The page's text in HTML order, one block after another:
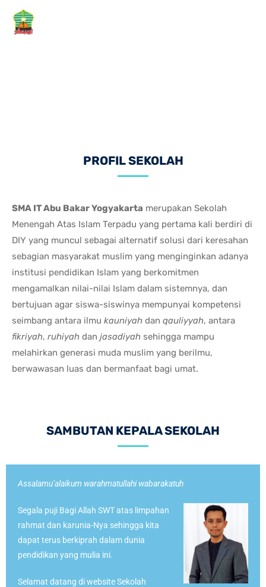
PROFIL SEKOLAH
SMA IT Abu Bakar Yogyakarta merupakan Sekolah
Menengah Atas Islam Terpadu yang pertama kali berdiri di
DIY yang muncul sebagai alternatif solusi dari keresahan
sebagian masyarakat muslim yang menginginkan adanya
institusi pendidikan Islam yang berkomitmen
mengamalkan nilai-nilai Islam dalam sistemnya, dan
bertujuan agar siswa-siswinya mempunyai kompetensi
seimbang antara ilmu kauniyah dan qauliyyah, antara
fikriyah, ruhiyah dan jasadiyah sehingga mampu
melahirkan generasi muda muslim yang berilmu,
berwawasan luas dan bermanfaat bagi umat.
SAMBUTAN KEPALA SEKOLAH
Assalamu’alaikum warahmatullahi wabarakatuh
Segala puji Bagi Allah SWT atas limpahan
rahmat dan karunia-Nya sehingga kita
dapat terus berkiprah dalam dunia
pendidikan yang mulia ini.
Selamat datang di website Sekolah